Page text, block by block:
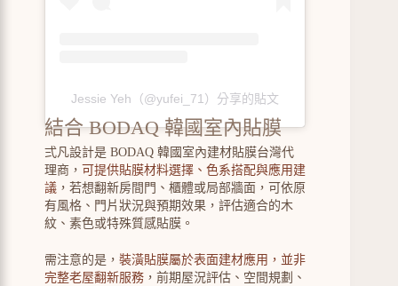
Jessie Yeh（@yufei_71）分享的貼文
結合 BODAQ 韓國室內貼膜
弍凡設計是 BODAQ 韓國室內建材貼膜台灣代
理商， 可提供貼膜材料選擇、色系搭配與應用建
議 ，若想翻新房間門、櫃體或局部牆面，可依原
有風格、門片狀況與預期效果，評估適合的木
紋、素色或特殊質感貼膜。
需注意的是， 裝潢貼膜屬於表面建材應用，並非
完整老屋翻新服務 ，前期屋況評估、空間規劃、